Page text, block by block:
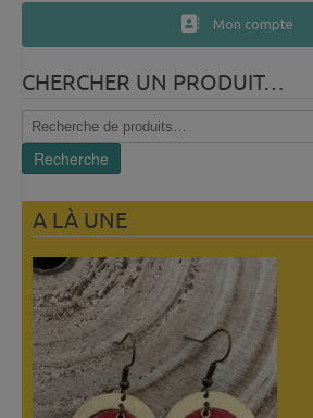
Mon compte
CHERCHER UN PRODUIT…
Recherche
pour :
Recherche
A LÀ UNE